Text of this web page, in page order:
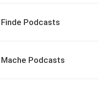
Finde Podcasts
Mache Podcasts